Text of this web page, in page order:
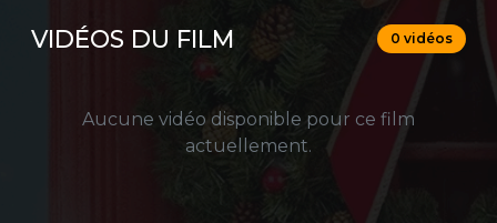
VIDÉOS DU FILM 0 vidéos
Aucune vidéo disponible pour ce film
actuellement.